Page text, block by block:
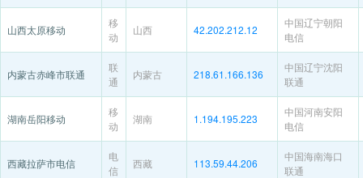
山西太原移动
移
动
山西 42.202.212.12
中国辽宁朝阳
电信
内蒙古赤峰市联通
联
通
内蒙古 218.61.166.136
中国辽宁沈阳
联通
湖南岳阳移动
移
动
湖南 1.194.195.223
中国河南安阳
电信
西藏拉萨市电信
电
信
西藏 113.59.44.206
中国海南海口
联通